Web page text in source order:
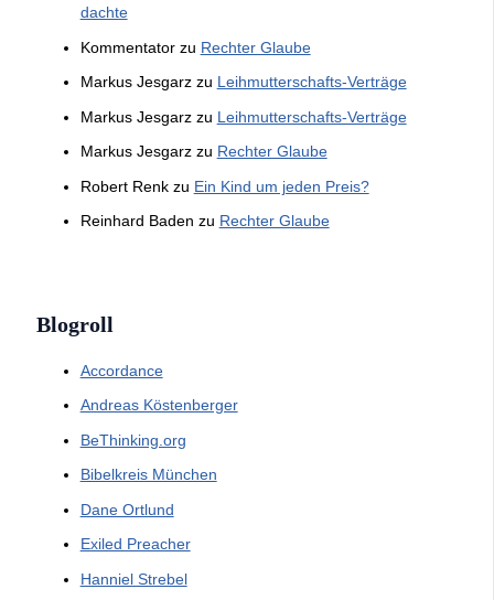
dachte
Kommentatorzu Rechter Glaube
Markus Jesgarzzu Leihmutterschafts-Verträge
Markus Jesgarzzu Leihmutterschafts-Verträge
Markus Jesgarzzu Rechter Glaube
Robert Renkzu Ein Kind um jeden Preis?
Reinhard Baden zu Rechter Glaube
Blogroll
Accordance
Andreas Köstenberger
BeThinking.org
Bibelkreis München
Dane Ortlund
Exiled Preacher
Hanniel Strebel